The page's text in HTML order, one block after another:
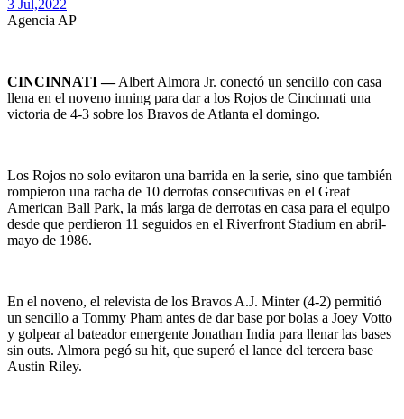
3 Jul,2022
Agencia AP
CINCINNATI —Albert Almora Jr. conectó un sencillo con casa
llena en el noveno inning para dar a los Rojos de Cincinnati una
victoria de 4-3 sobre los Bravos de Atlanta el domingo.
Los Rojos no solo evitaron una barrida en la serie, sino que también
rompieron una racha de 10 derrotas consecutivas en el Great
American Ball Park, la más larga de derrotas en casa para el equipo
desde que perdieron 11 seguidos en el Riverfront Stadium en abril-
mayo de 1986.
En el noveno, el relevista de los Bravos A.J. Minter (4-2) permitió
un sencillo a Tommy Pham antes de dar base por bolas a Joey Votto
y golpear al bateador emergente Jonathan India para llenar las bases
sin outs. Almora pegó su hit, que superó el lance del tercera base
Austin Riley.